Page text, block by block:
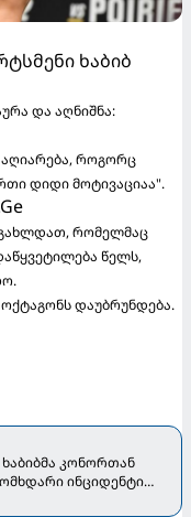
ხაბიბ
და აღნიშნა:
აღიარება, როგორც
დიდი მოტივაციაა".
გახლდათ, რომელმაც
წელს,
დაუბრუნდება.
კონორთან
ინციდენტი